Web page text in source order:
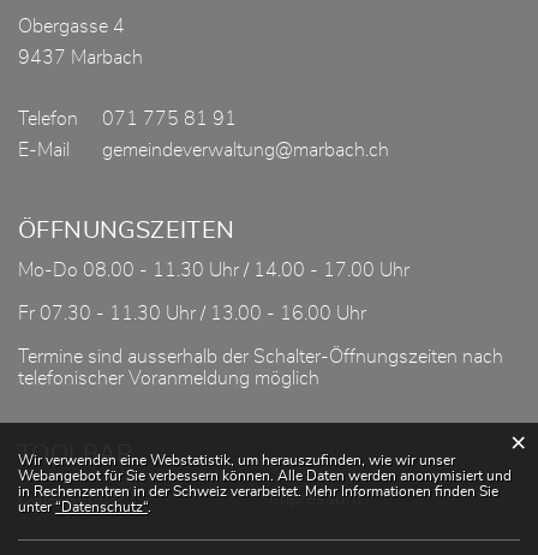
Obergasse 4
9437 Marbach
Telefon
071 775 81 91
E-Mail
gemeindeverwaltung@marbach.ch
ÖFFNUNGSZEITEN
Mo-Do 08.00 - 11.30 Uhr / 14.00 - 17.00 Uhr
Fr 07.30 - 11.30 Uhr / 13.00 - 16.00 Uhr
Termine sind ausserhalb der Schalter-Öffnungszeiten nach
telefonischer Voranmeldung möglich
TOOLBAR
Datenschutz Impressum
Webstatistik
Wir verwenden eine Webstatistik, um herauszufinden, wie wir unser
Webangebot für Sie verbessern können. Alle Daten werden anonymisiert und
in Rechenzentren in der Schweiz verarbeitet. Mehr Informationen finden Sie
unter“Datenschutz“.
×